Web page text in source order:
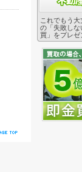
これでもう
の「失敗し
買」をプレ